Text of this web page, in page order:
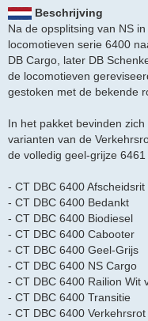
Beschrijving
Na de opsplitsing van NS
locomotieven serie 6400
DB Cargo, later DB
de locomotieven
gestoken met de bekende
In het pakket bevinden
varianten van de
de volledig geel-grijze
- CT DBC 6400 Afscheidsrit
- CT DBC 6400 Bedankt
- CT DBC 6400 Biodiesel
- CT DBC 6400 Cabooter
- CT DBC 6400 Geel-Grijs
- CT DBC 6400 NS Cargo
- CT DBC 6400 Railion Wit
- CT DBC 6400 Transitie
- CT DBC 6400 Verkehrsrot